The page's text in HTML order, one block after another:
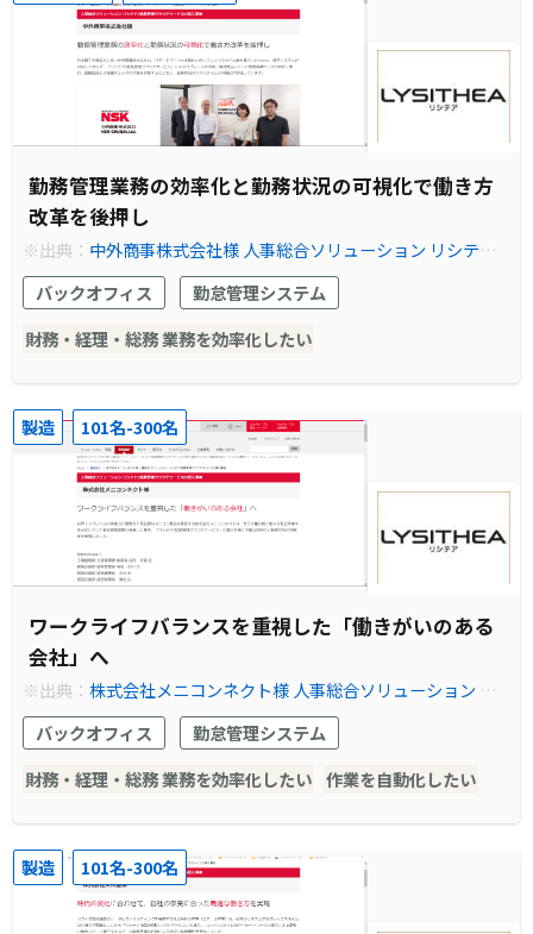
勤務管理業務の効率化と勤務状況の可視化で働き方
改革を後押し
※出典： 中外商事株式会社様 人事総合ソリューション リシテア/
就業管理クラウドサービスの導入事例やシステム構築例を紹介｜
事例紹介｜株式会社日立ソリューションズ既存の勤務管理システ
ムがフレックスタイム制に未対応で勤務時間の管理が煩雑化
バックオフィス
勤怠管理システム
財務・経理・総務 業務を効率化したい
製造 101名-300名
ワークライフバランスを重視した「働きがいのある
会社」へ
※出典：株式会社メニコンネクト様 人事総合ソリューション リ
シテア/就業管理クラウドサービスの導入事例やシステム構築例
を紹介｜事例紹介｜株式会社日立ソリューションズ
バックオフィス
勤怠管理システム
財務・経理・総務 業務を効率化したい 作業を自動化したい
製造 101名-300名